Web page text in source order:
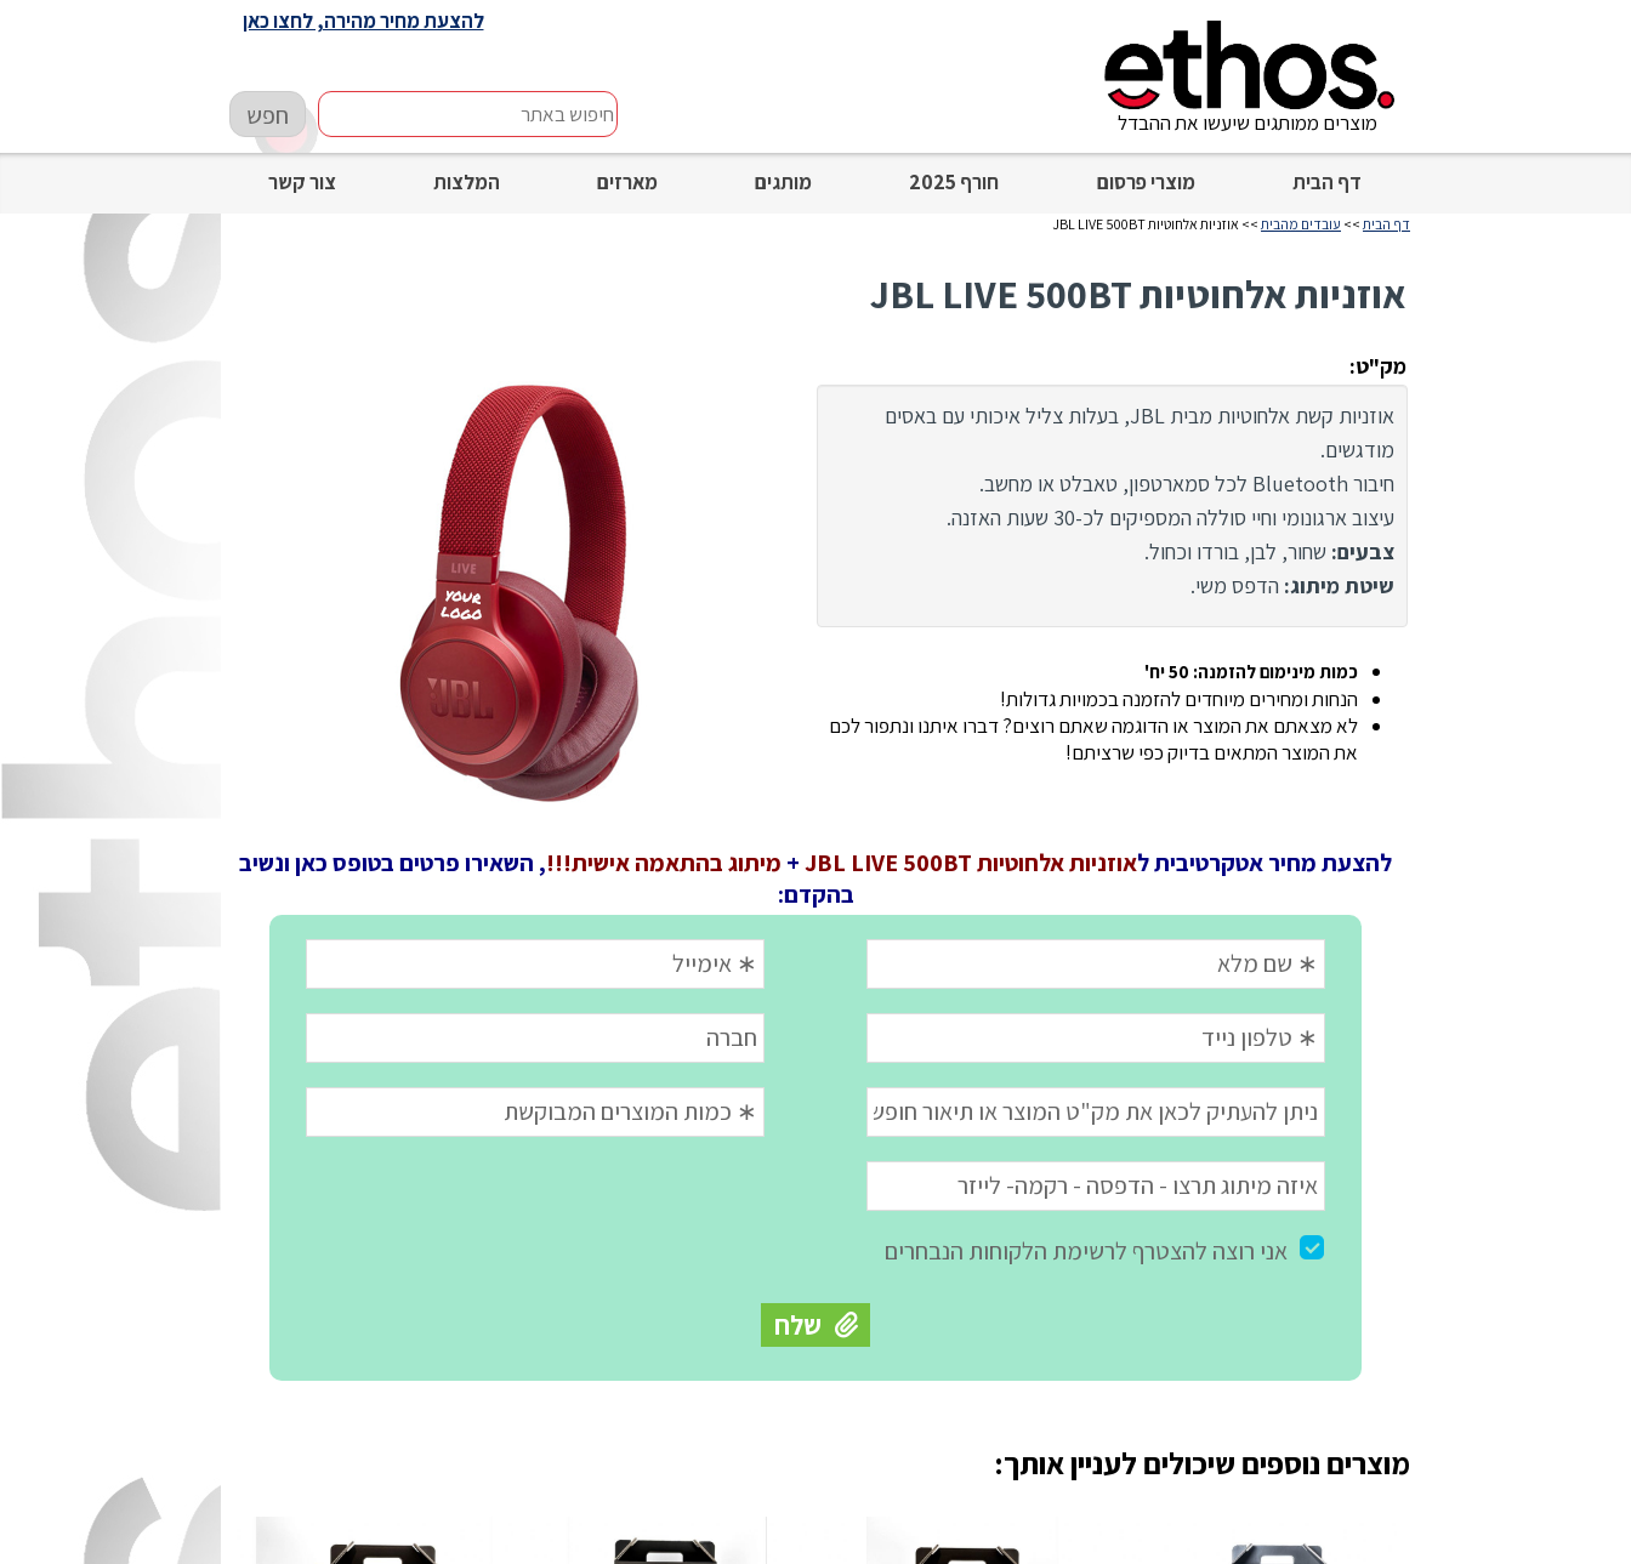
דף הבית מוצרי פרסום חורף 2025 מותגים מארזים המלצות צור קשר
חיפוש
באתר
חפש מוצרים ממותגים שיעשו את ההבדל
להצעת מחיר מהירה, לחצו כאן
דף הבית >> עובדים מהבית >> אוזניות אלחוטיות JBL LIVE 500BT
אוזניות אלחוטיות JBL LIVE 500BT
מק"ט:
אוזניות קשת אלחוטיות מבית JBL, בעלות צליל איכותי עם באסים
מודגשים.
חיבור Bluetooth לכל סמארטפון, טאבלט או מחשב.
עיצוב ארגונומי וחיי סוללה המספיקים לכ-30 שעות האזנה.
צבעים: שחור, לבן, בורדו וכחול.
שיטת מיתוג: הדפס משי.
כמות מינימום להזמנה: 50 יח'
הנחות ומחירים מיוחדים להזמנה בכמויות גדולות!
לא מצאתם את המוצר או הדוגמה שאתם רוצים? דברו איתנו ונתפור לכם
את המוצר המתאים בדיוק כפי שרציתם!
להצעת מחיר אטקרטיבית לאוזניות אלחוטיות JBL LIVE 500BT + מיתוג בהתאמה אישית!!!, השאירו פרטים בטופס כאן ונשיב
בהקדם:
מוצרים נוספים שיכולים לעניין אותך: